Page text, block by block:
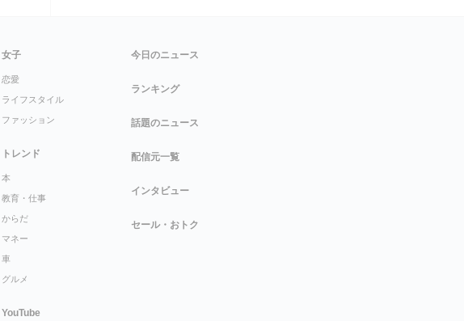
女子
恋愛
ライフスタイル
ファッション
トレンド
本
教育・仕事
からだ
マネー
車
グルメ
YouTube
今日のニュース
ランキング
話題のニュース
配信元一覧
インタビュー
セール・おトク